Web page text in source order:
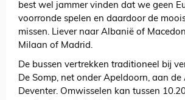
best wel jammer vinden dat we geen
voorronde spelen en daardoor de
missen. Liever naar Albanië of
Milaan of Madrid.
De bussen vertrekken traditioneel bij
De Somp, net onder Apeldoorn, aan de
Deventer. Omwisselen kan tussen